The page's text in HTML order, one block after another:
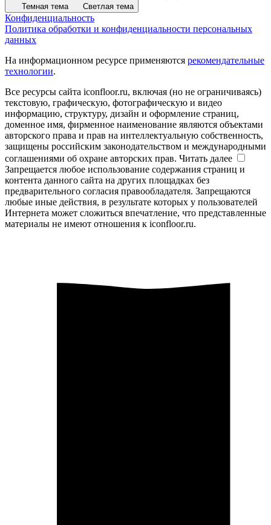
Темная тема Светлая тема
Конфиденциальность
Политика обработки и конфиденциальности персональных
данных
На информационном ресурсе применяются рекомендательные
технологии.
Все ресурсы сайта iconfloor.ru, включая (но не ограничиваясь)
текстовую, графическую, фотографическую и видео
информацию, структуру, дизайн и оформление страниц,
доменное имя, фирменное наименование являются объектами
авторского права и прав на интеллектуальную собственность,
защищены российским законодательством и международными
соглашениями об охране авторских прав. Читать далее
Запрещается любое использование содержания страниц и
контента данного сайта на других площадках без
предварительного согласия правообладателя. Запрещаются
любые иные действия, в результате которых у пользователей
Интернета может сложиться впечатление, что представленные
материалы не имеют отношения к iconfloor.ru.